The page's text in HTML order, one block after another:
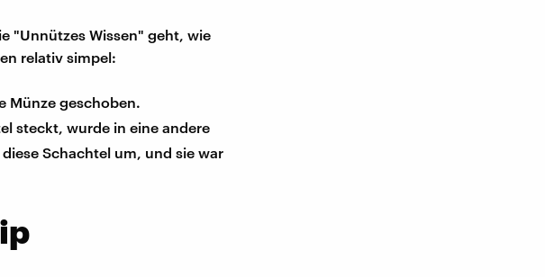
"Unnützes Wissen" geht, wie
relativ simpel:
Münze geschoben.
steckt, wurde in eine andere
Schachtel um, und sie war